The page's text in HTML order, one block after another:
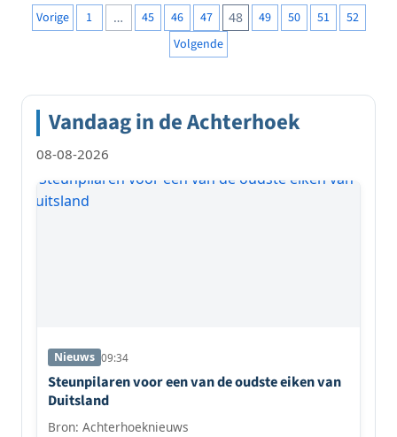
Berichten
Vorige 1 … 45 46 47 48 49 50 51
52
Volgende
Vandaag in de Achterhoek
08-08-2026
Nieuws 09:34
Steunpilaren voor een van de oudste eiken van
Duitsland
Bron: Achterhoeknieuws